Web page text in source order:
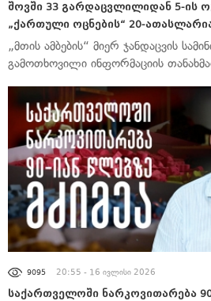
შოვში 33 გარდაცვლილიდან 5-ის
„ქართული ოცნების“ 20-
„მთის ამბების“ მიერ ჯანდაცვის
გამოთხოვილი ინფორმაციის
9095 20:55 - 16 ივლისი 2026
საქართველოში ნარკოვითარება